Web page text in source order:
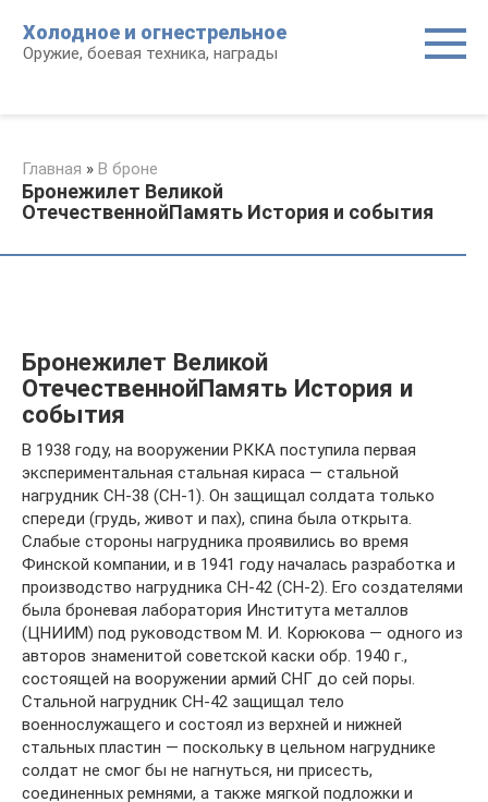
контенту
Холодное и огнестрельное
Оружие, боевая техника, награды
Главная » В броне
Бронежилет Великой
ОтечественнойПамять История и события
Бронежилет Великой
ОтечественнойПамять История и
события
В 1938 году, на вооружении РККА поступила первая
экспериментальная стальная кираса — стальной
нагрудник СН-38 (СН-1). Он защищал солдата только
спереди (грудь, живот и пах), спина была открыта.
Слабые стороны нагрудника проявились во время
Финской компании, и в 1941 году началась разработка и
производство нагрудника СН-42 (СН-2). Его создателями
была броневая лаборатория Института металлов
(ЦНИИМ) под руководством М. И. Корюкова — одного из
авторов знаменитой советской каски обр. 1940 г.,
состоящей на вооружении армий СНГ до сей поры.
Стальной нагрудник СН-42 защищал тело
военнослужащего и состоял из верхней и нижней
стальных пластин — поскольку в цельном нагруднике
солдат не смог бы не нагнуться, ни присесть,
соединенных ремнями, а также мягкой подложки и